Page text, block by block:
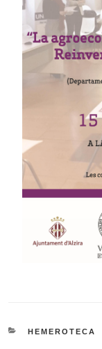
CATEGORIES
HEMEROTECA